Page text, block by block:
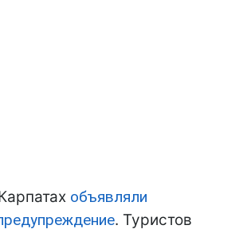
объявляли
. Туристов